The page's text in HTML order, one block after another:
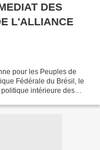
DES
L'ALLIANCE
pour les Peuples de
Fédérale du Brésil, le
intérieure des